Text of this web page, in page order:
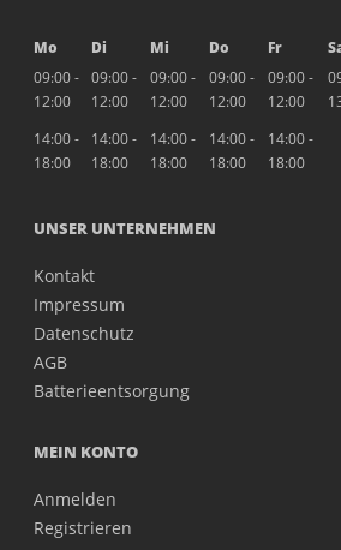
Mo Di Mi Do Fr
09:00 -
12:00
09:00 -
12:00
09:00 -
12:00
09:00 -
12:00
09:00 -
12:00
14:00 -
18:00
14:00 -
18:00
14:00 -
18:00
14:00 -
18:00
14:00 -
18:00
UNSER UNTERNEHMEN
Kontakt
Impressum
Datenschutz
AGB
Batterieentsorgung
MEIN KONTO
Anmelden
Registrieren